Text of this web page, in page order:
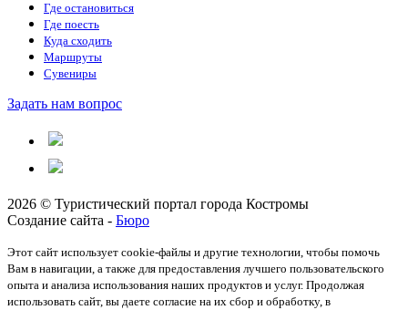
Где остановиться
Где поесть
Куда сходить
Маршруты
Сувениры
Задать нам вопрос
2026 © Туристический портал города Костромы
Создание сайта - Бюро
Этот сайт использует cookie-файлы и другие технологии, чтобы помочь
Вам в навигации, а также для предоставления лучшего пользовательского
опыта и анализа использования наших продуктов и услуг. Продолжая
использовать сайт, вы даете согласие на их сбор и обработку, в